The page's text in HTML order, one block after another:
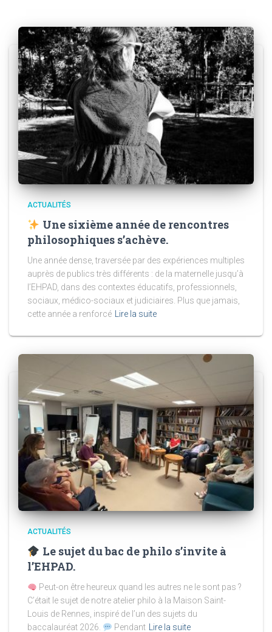
ACTUALITÉS
Une sixième année de rencontres
philosophiques s’achève.
Une année dense, traversée par des expériences multiples
auprès de publics très différents : de la maternelle jusqu’à
l’EHPAD, dans des contextes éducatifs, professionnels,
sociaux, médico-sociaux et judiciaires. Plus que jamais,
cette année a renforcé
Lire la suite
ACTUALITÉS
Le sujet du bac de philo s’invite à
l’EHPAD.
Peut-on être heureux quand les autres ne le sont pas ?
C’était le sujet de notre atelier philo à la Maison Saint-
Louis de Rennes, inspiré de l’un des sujets du
baccalauréat 2026.
Pendant Lire la suite